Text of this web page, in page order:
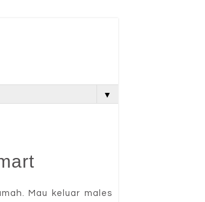
▼
Mau keluar males